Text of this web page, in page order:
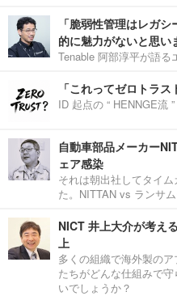
「脆弱性管理はレガ
的に魅力がないと思い
Tenable 阿部淳平が語る
「これってゼロトラ
ID 起点の “ HENNGE流
自動車部品メーカー
ェア感染
それは朝出社してタイ
た。NITTAN vs ランサ
NICT 井上大介が考え
上
多くの組織で海外製の
たちがどんな仕組みで
いでしょうか？